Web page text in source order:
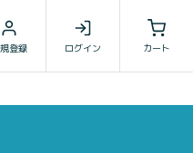
登録 ログイン カート